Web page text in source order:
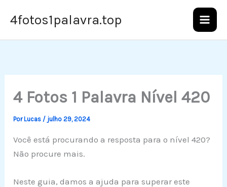
para4fotos1palavra.top
4 Fotos 1 Palavra Nível 420
PorLucas / julho 29, 2024
Você está procurando a resposta para o nível 420?
Não procure mais.
Neste guia, damos a ajuda para superar este